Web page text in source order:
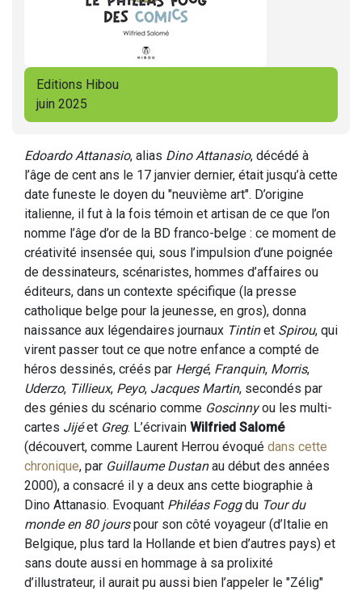
Editions Hibou
juin 2025
Edoardo Attanasio, alias Dino Attanasio, décédé à
l’âge de cent ans le 17 janvier dernier, était jusqu’à cette
date funeste le doyen du "neuvième art". D’origine
italienne, il fut à la fois témoin et artisan de ce que l’on
nomme l’âge d’or de la BD franco-belge : ce moment de
créativité insensée qui, sous l’impulsion d’une poignée
de dessinateurs, scénaristes, hommes d’affaires ou
éditeurs, dans un contexte spécifique (la presse
catholique belge pour la jeunesse, en gros), donna
naissance aux légendaires journaux Tintinet Spirou, qui
virent passer tout ce que notre enfance a compté de
héros dessinés, créés par Hergé, Franquin, Morris,
Uderzo, Tillieux, Peyo, Jacques Martin, secondés par
des génies du scénario comme Goscinnyou les multi-
cartes Jijéet Greg. L’écrivain Wilfried Salomé
(découvert, comme Laurent Herrou évoqué dans cette
chronique, par Guillaume Dustanau début des années
2000), a consacré il y a deux ans cette biographie à
Dino Attanasio. Evoquant Philéas Foggdu Tour du
monde en 80 jourspour son côté voyageur (d’Italie en
Belgique, plus tard la Hollande et bien d’autres pays) et
sans doute aussi en hommage à sa prolixité
d’illustrateur, il aurait pu aussi bien l’appeler le "Zélig"